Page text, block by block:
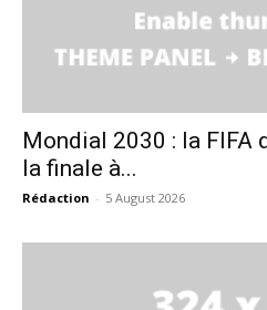
Mondial 2030 : la FIFA
la finale à...
Rédaction - 5 August 2026